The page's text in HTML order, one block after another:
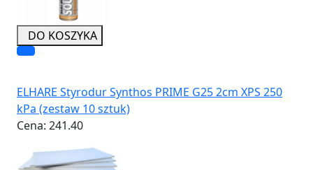
DO KOSZYKA
ELHARE Styrodur Synthos PRIME G25 2cm XPS 250
kPa (zestaw 10 sztuk)
Cena: 241.40